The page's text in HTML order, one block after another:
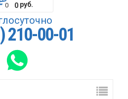
0руб.
210-00-01